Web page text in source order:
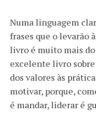
Numa linguagem
frases que o levarão
livro é muito mais
excelente livro
dos valores às
motivar, porque,
é mandar, liderar é